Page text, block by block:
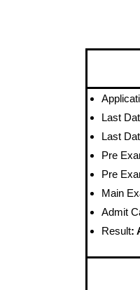
Last
Last
Pre
Pre
Main
Admit
Result: